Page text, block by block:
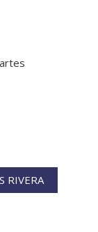
RIVERA